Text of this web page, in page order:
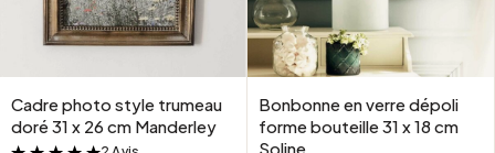
Cadre photo style trumeau
doré 31 x 26 cm Manderley
Bonbonne en verre dépoli
forme bouteille 31 x 18 cm
Soline